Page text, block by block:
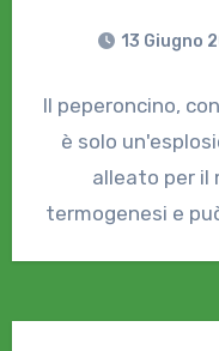
13 Giugno
Il peperoncino,
è solo
alleato per il
termogenesi e